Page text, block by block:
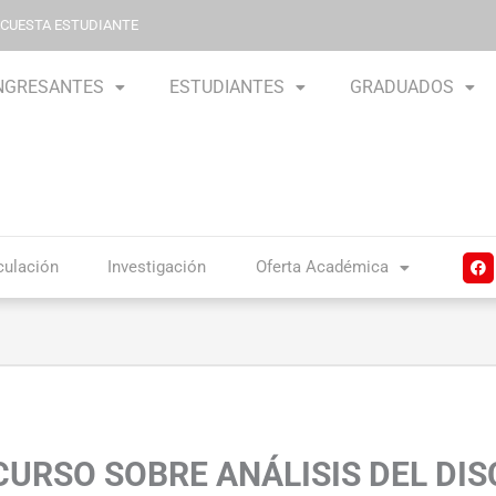
ESTUDIANTE
ESTUDIANTES GRADUADOS
Investigación Oferta Académica
F
a
k
SOBRE ANÁLISIS DEL